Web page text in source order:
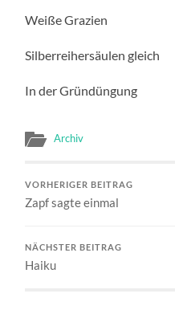
Weiße Grazien
Silberreihersäulen gleich
In der Gründüngung
Archiv
VORHERIGER BEITRAG
Zapf sagte einmal
NÄCHSTER BEITRAG
Haiku